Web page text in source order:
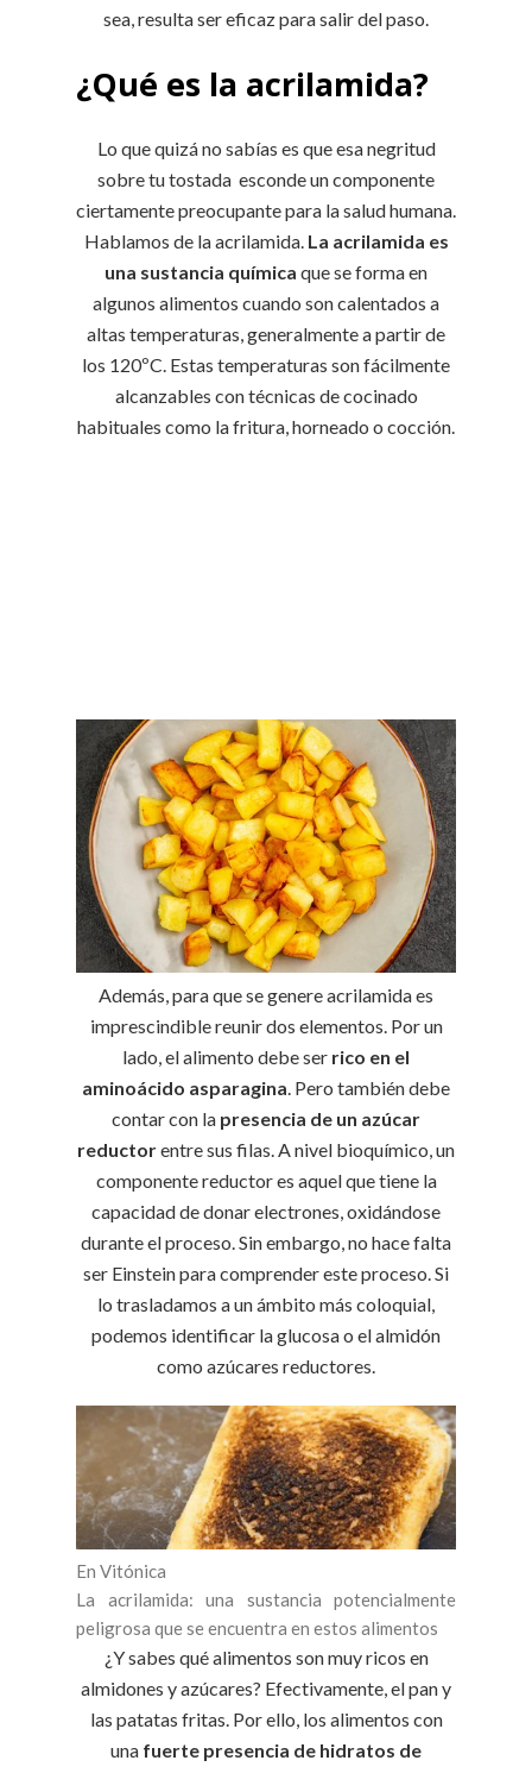
sea, resulta ser eficaz para salir del paso.
¿Qué es la acrilamida?
Lo que quizá no sabías es que esa negritud
sobre tu tostada esconde un componente
ciertamente preocupante para la salud humana.
Hablamos de la acrilamida. La acrilamida es
una sustancia química que se forma en
algunos alimentos cuando son calentados a
altas temperaturas, generalmente a partir de
los 120ºC. Estas temperaturas son fácilmente
alcanzables con técnicas de cocinado
habituales como la fritura, horneado o cocción.
Además, para que se genere acrilamida es
imprescindible reunir dos elementos. Por un
lado, el alimento debe ser rico en el
aminoácido asparagina. Pero también debe
contar con la presencia de un azúcar
reductorentre sus filas. A nivel bioquímico, un
componente reductor es aquel que tiene la
capacidad de donar electrones, oxidándose
durante el proceso. Sin embargo, no hace falta
ser Einstein para comprender este proceso. Si
lo trasladamos a un ámbito más coloquial,
podemos identificar la glucosa o el almidón
como azúcares reductores.
En Vitónica
La acrilamida: una sustancia potencialmente
peligrosa que se encuentra en estos alimentos
¿Y sabes qué alimentos son muy ricos en
almidones y azúcares? Efectivamente, el pan y
las patatas fritas. Por ello, los alimentos con
una fuerte presencia de hidratos de